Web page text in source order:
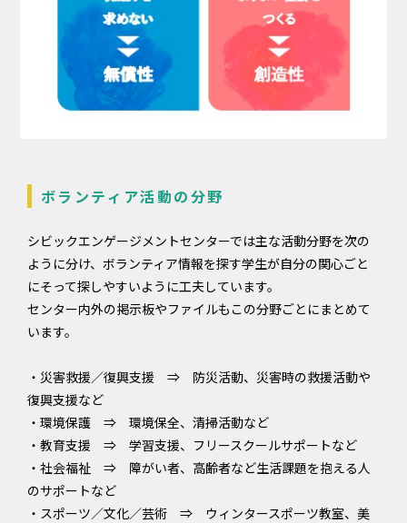
ボランティア活動の分野
シビックエンゲージメントセンターでは主な活動分野を次の
ように分け、ボランティア情報を探す学生が自分の関心ごと
にそって探しやすいように工夫しています。
センター内外の掲示板やファイルもこの分野ごとにまとめて
います。
・災害救援／復興支援 ⇒ 防災活動、災害時の救援活動や
復興支援など
・環境保護 ⇒ 環境保全、清掃活動など
・教育支援 ⇒ 学習支援、フリースクールサポートなど
・社会福祉 ⇒ 障がい者、高齢者など生活課題を抱える人
のサポートなど
・スポーツ／文化／芸術 ⇒ ウィンタースポーツ教室、美